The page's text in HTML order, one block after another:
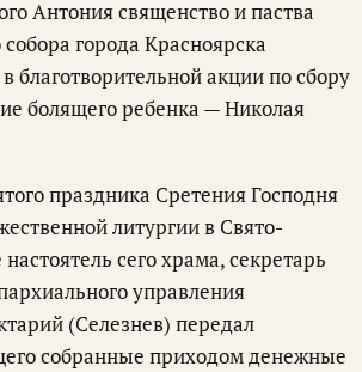
Антония священство и паства
города Красноярска
благотворительной акции по сбору
болящего ребенка — Николая
праздника Сретения Господня
литургии в Свято-
сего храма, секретарь
управления
(Селезнев) передал
собранные приходом денежные